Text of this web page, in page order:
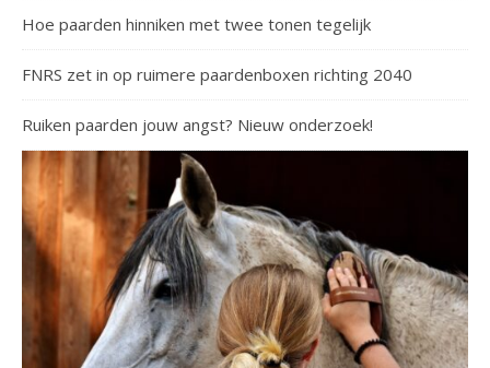
Hoe paarden hinniken met twee tonen tegelijk
FNRS zet in op ruimere paardenboxen richting 2040
Ruiken paarden jouw angst? Nieuw onderzoek!